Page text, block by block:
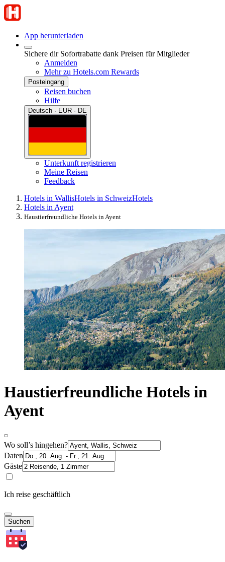
App herunterladen
Sichere dir Sofortrabatte dank Preisen für Mitglieder
Anmelden
Mehr zu Hotels.com Rewards
Posteingang
Reisen buchen
Hilfe
Deutsch · EUR · DE
Unterkunft registrieren
Meine Reisen
Feedback
Hotels in WallisHotels in SchweizHotels
Hotels in Ayent
Haustierfreundliche Hotels in Ayent
Haustierfreundliche Hotels in
Ayent
Wo soll’s hingehen?
Daten
Gäste
Ich reise geschäftlich
Suchen